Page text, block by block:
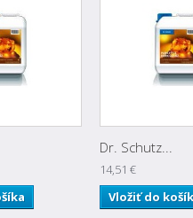
Dr. Schutz...
14,51 €
Vložiť do